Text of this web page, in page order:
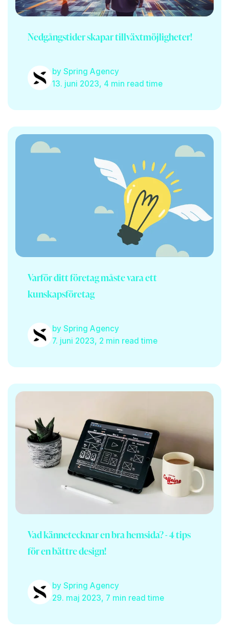
Nedgångstider skapar tillväxtmöjligheter!
by Spring Agency
13. juni 2023, 4 min read time
Varför ditt företag måste vara ett
kunskapsföretag
by Spring Agency
7. juni 2023, 2 min read time
Vad kännetecknar en bra hemsida? - 4 tips
för en bättre design!
by Spring Agency
29. maj 2023, 7 min read time